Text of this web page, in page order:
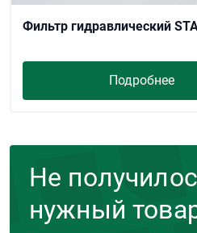
Фильтр гидравлический
Подробнее
Не
нужный